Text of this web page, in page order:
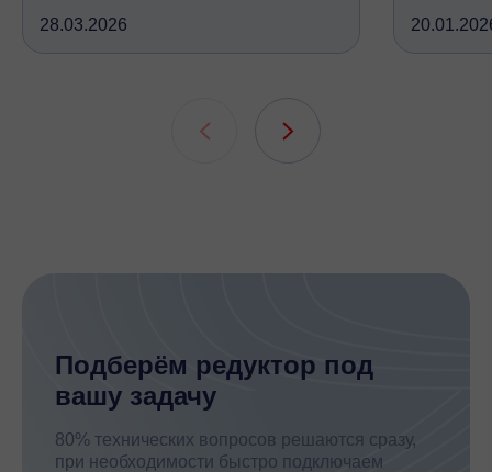
крутящий момент, но устроены
принципиально по-разному, при
28.03.2026
всех
Подберём редуктор под
вашу задачу
80% технических вопросов решаются сразу,
при необходимости быстро подключаем
Мессенджеры
WhatsApp